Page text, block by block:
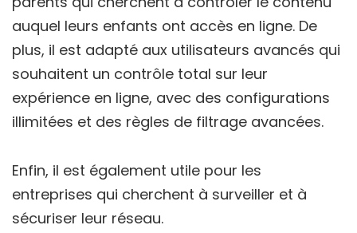
auquel leurs enfants ont accès en ligne. De
plus, il est adapté aux utilisateurs avancés qui
souhaitent un contrôle total sur leur
expérience en ligne, avec des configurations
illimitées et des règles de filtrage avancées.
Enfin, il est également utile pour les
entreprises qui cherchent à surveiller et à
sécuriser leur réseau.